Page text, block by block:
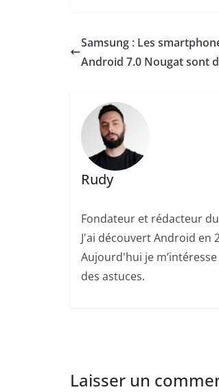
Samsung : Les
Android 7.0 Nougat sont
Rudy
Fondateur et rédacteur
J'ai découvert Android en
Aujourd'hui je
des astuces.
Laisser un